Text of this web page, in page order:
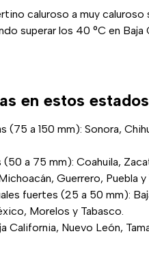
caluroso a muy
superar los 40 °C en Baja
en estos estados
a 150 mm): Sonora,
a 75 mm): Coahuila,
Guerrero, Puebla y
fuertes (25 a 50 mm):
Morelos y Tabasco.
California, Nuevo León,